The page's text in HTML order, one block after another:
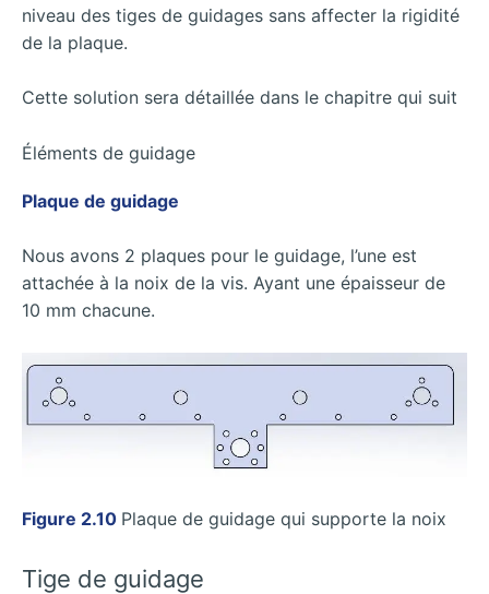
niveau des tiges de guidages sans affecter la rigidité
de la plaque.
Cette solution sera détaillée dans le chapitre qui suit
Éléments de guidage
Plaque de guidage
Nous avons 2 plaques pour le guidage, l’une est
attachée à la noix de la vis. Ayant une épaisseur de
10 mm chacune.
Figure 2.10 Plaque de guidage qui supporte la noix
Tige de guidage